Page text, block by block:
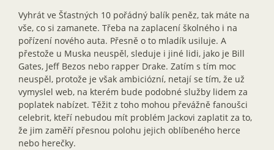
Vyhrát ve Šťastných 10 pořádný balík peněz, tak máte na
vše, co si zamanete. Třeba na zaplacení školného i na
pořízení nového auta. Přesně o to mladík usiluje. A
přestože u Muska neuspěl, sleduje i jiné lidi, jako je Bill
Gates, Jeff Bezos nebo rapper Drake. Zatím s tím moc
neuspěl, protože je však ambiciózní, netají se tím, že už
vymyslel web, na kterém bude podobné služby lidem za
poplatek nabízet. Těžit z toho mohou převážně fanoušci
celebrit, kteří nebudou mít problém Jackovi zaplatit za to,
že jim zaměří přesnou polohu jejich oblíbeného herce
nebo herečky.